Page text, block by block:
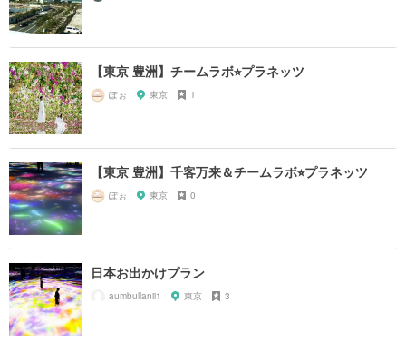
【東京 豊洲】チームラボ⭐︎プラネッツ
ぽぉ 東京 1
【東京 豊洲】千客万来＆チームラボ⭐︎プラネッツ
ぽぉ 東京 0
日本お出かけプラン
aumbullanii1 東京 3